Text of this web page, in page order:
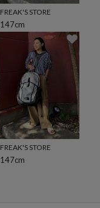
FREAK'S STORE
147cm
FREAK'S STORE
147cm